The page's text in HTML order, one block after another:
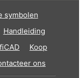
symbolen
Handleiding
Koop
ons